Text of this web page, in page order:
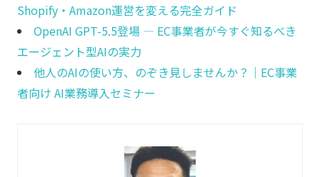
Shopify・Amazon運営を変える完全ガイド
OpenAI GPT-5.5登場 ― EC事業者が今すぐ知るべき
エージェント型AIの実力
他人のAIの使い方、のぞき見しませんか？｜EC事業
者向け AI業務導入セミナー